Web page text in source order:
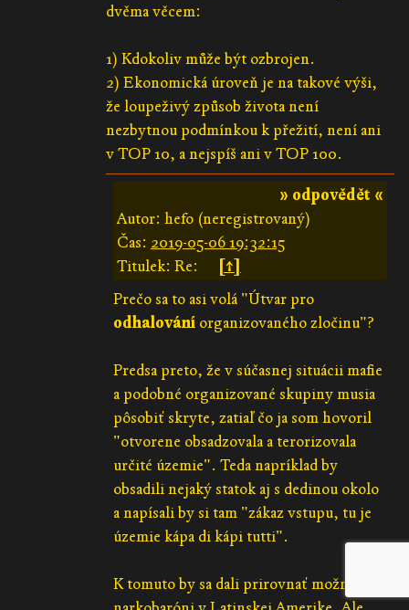
dvěma věcem:
1) Kdokoliv může být ozbrojen.
2) Ekonomická úroveň je na takové výši,
že loupeživý způsob života není
nezbytnou podmínkou k přežití, není ani
v TOP 10, a nejspíš ani v TOP 100.
» odpovědět «
Autor: hefo (neregistrovaný)
Čas: 2019-05-06 19:32:15
Titulek: Re:
[↑]
Prečo sa to asi volá "Útvar pro
odhalováníorganizovaného zločinu"?
Predsa preto, že v súčasnej situácii mafie
a podobné organizované skupiny musia
pôsobiť skryte, zatiaľ čo ja som hovoril
"otvorene obsadzovala a terorizovala
určité územie". Teda napríklad by
obsadili nejaký statok aj s dedinou okolo
a napísali by si tam "zákaz vstupu, tu je
územie kápa di kápi tutti".
K tomuto by sa dali prirovnať možno